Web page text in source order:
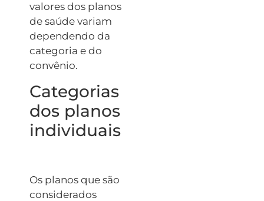
valores dos planos
de saúde variam
dependendo da
categoria e do
convênio.
Categorias
dos planos
individuais
Os planos que são
considerados